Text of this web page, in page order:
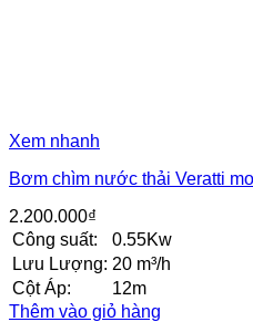
Xem nhanh
Bơm chìm nước thải Veratti
2.200.000₫
Công suất:
0.55Kw
Lưu Lượng: 20 m³/h
Cột Áp:
12m
Thêm vào giỏ hàng